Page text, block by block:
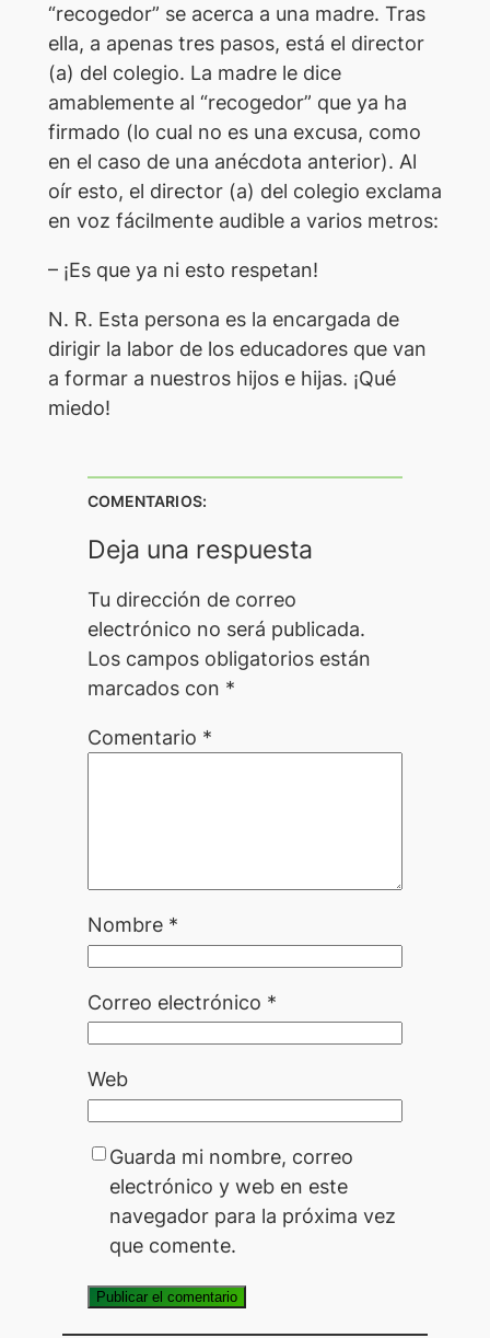
“recogedor” se acerca a una madre. Tras
ella, a apenas tres pasos, está el director
(a) del colegio. La madre le dice
amablemente al “recogedor” que ya ha
firmado (lo cual no es una excusa, como
en el caso de una anécdota anterior). Al
oír esto, el director (a) del colegio exclama
en voz fácilmente audible a varios metros:
– ¡Es que ya ni esto respetan!
N. R. Esta persona es la encargada de
dirigir la labor de los educadores que van
a formar a nuestros hijos e hijas. ¡Qué
miedo!
COMENTARIOS:
Deja una respuesta
Tu dirección de correo
electrónico no será publicada.
Los campos obligatorios están
marcados con *
Comentario *
Nombre *
Correo electrónico *
Web
Guarda mi nombre, correo
electrónico y web en este
navegador para la próxima vez
que comente.